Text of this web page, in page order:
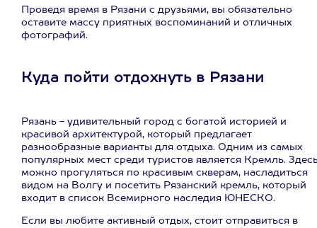
Проведя время в Рязани с друзьями, вы обязательно
оставите массу приятных воспоминаний и отличных
фотографий.
Куда пойти отдохнуть в Рязани
Рязань - удивительный город с богатой историей и
красивой архитектурой, который предлагает
разнообразные варианты для отдыха. Одним из самых
популярных мест среди туристов является Кремль.
можно прогуляться по красивым скверам, насладиться
видом на Волгу и посетить Рязанский кремль, который
входит в список Всемирного наследия ЮНЕСКО.
Если вы любите активный отдых, стоит отправиться в